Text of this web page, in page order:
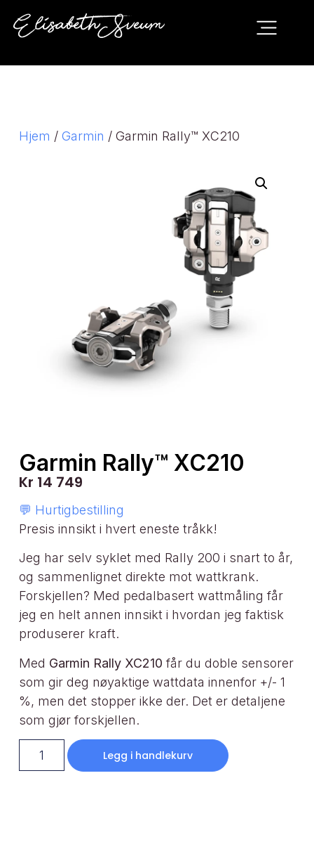
Hjem / Garmin / Garmin Rally™ XC210
Garmin Rally™ XC210
Kr 14 749
💬 Hurtigbestilling
Presis innsikt i hvert eneste tråkk!
Jeg har selv syklet med Rally 200 i snart to år,
og sammenlignet direkte mot wattkrank.
Forskjellen? Med pedalbasert wattmåling får
jeg en helt annen innsikt i hvordan jeg faktisk
produserer kraft.
Med Garmin Rally XC210 får du doble sensorer
som gir deg nøyaktige wattdata innenfor +/- 1
%, men det stopper ikke der. Det er detaljene
som gjør forskjellen.
Legg i handlekurv